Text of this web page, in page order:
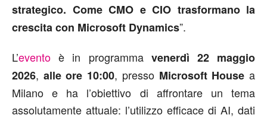
strategico. Come CMO e CIO trasformano la
crescita con Microsoft Dynamics”.
L’evento è in programma venerdì 22 maggio
2026, alle ore 10:00, presso Microsoft Housea
Milano e ha l’obiettivo di affrontare un tema
assolutamente attuale: l’utilizzo efficace di AI, dati